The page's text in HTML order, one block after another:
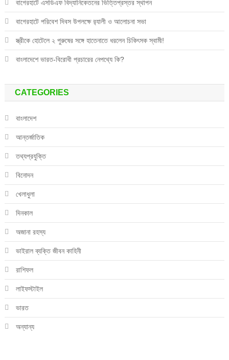
বাগেরহাটে এসডিএফ বিদ্যানিকেতনের ভিত্তিপ্রস্তর স্থাপন
বাগেরহাটে পরিবেশ দিবস উপলক্ষে র‌্যালী ও আলোচনা সভা
স্ত্রীকে হোটেলে ২ পুরুষের সঙ্গে হাতেনাতে ধরলেন চিকিৎসক স্বামী!
বাংলাদেশে ভারত-বিরোধী প্রচারের নেপথ্যে কি?
CATEGORIES
বাংলাদেশ
আন্তর্জাতিক
তথ্যপ্রযুক্তি
বিনোদন
খেলাধুলা
দিনকাল
অজানা রহস্য
ভাইরাল ব্যক্তি জীবন কাহিনী
রাশিফল
লাইফস্টাইল
ভারত
অন্যান্য